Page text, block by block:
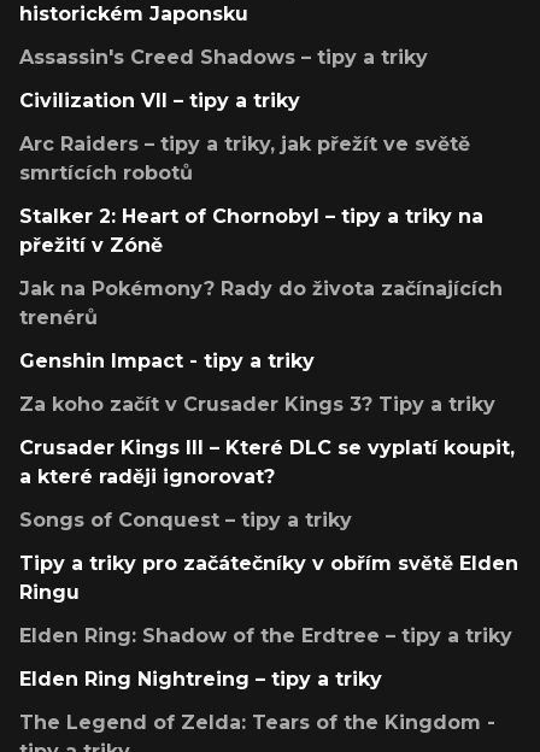
historickém Japonsku
Assassin's Creed Shadows – tipy a triky
Civilization VII – tipy a triky
Arc Raiders – tipy a triky, jak přežít ve světě
smrtících robotů
Stalker 2: Heart of Chornobyl – tipy a triky na
přežití v Zóně
Jak na Pokémony? Rady do života začínajících
trenérů
Genshin Impact - tipy a triky
Za koho začít v Crusader Kings 3? Tipy a triky
Crusader Kings III – Které DLC se vyplatí koupit,
a které raději ignorovat?
Songs of Conquest – tipy a triky
Tipy a triky pro začátečníky v obřím světě Elden
Ringu
Elden Ring: Shadow of the Erdtree – tipy a triky
Elden Ring Nightreing – tipy a triky
The Legend of Zelda: Tears of the Kingdom -